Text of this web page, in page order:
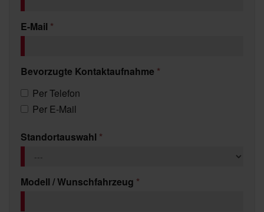
E-Mail *
Bevorzugte Kontaktaufnahme *
Per Telefon
Per E-Mail
Standortauswahl *
Modell / Wunschfahrzeug *